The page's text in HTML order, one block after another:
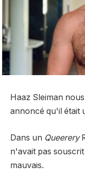
Haaz Sleiman
annoncé qu'il était
Dans un Queerery
n'avait pas
mauvais.